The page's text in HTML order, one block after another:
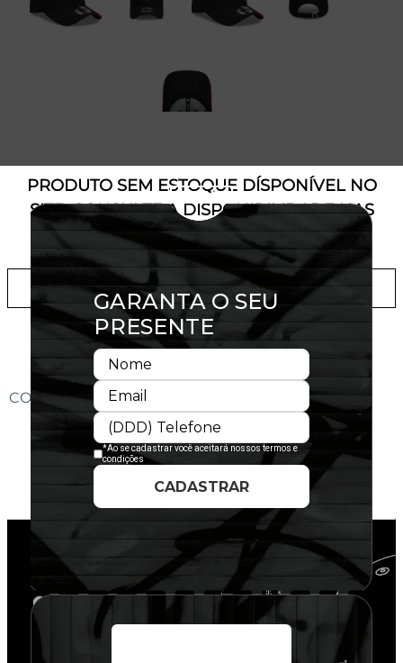
PRODUTO SEM ESTOQUE DÍSPONÍVEL NO
SITE, CONSULTE A DISPONIBILIDADE NAS
LOJAS
ADICIONAR A LISTA DE DESEJOS
CONHEÇA O MODELO DO BONÉ